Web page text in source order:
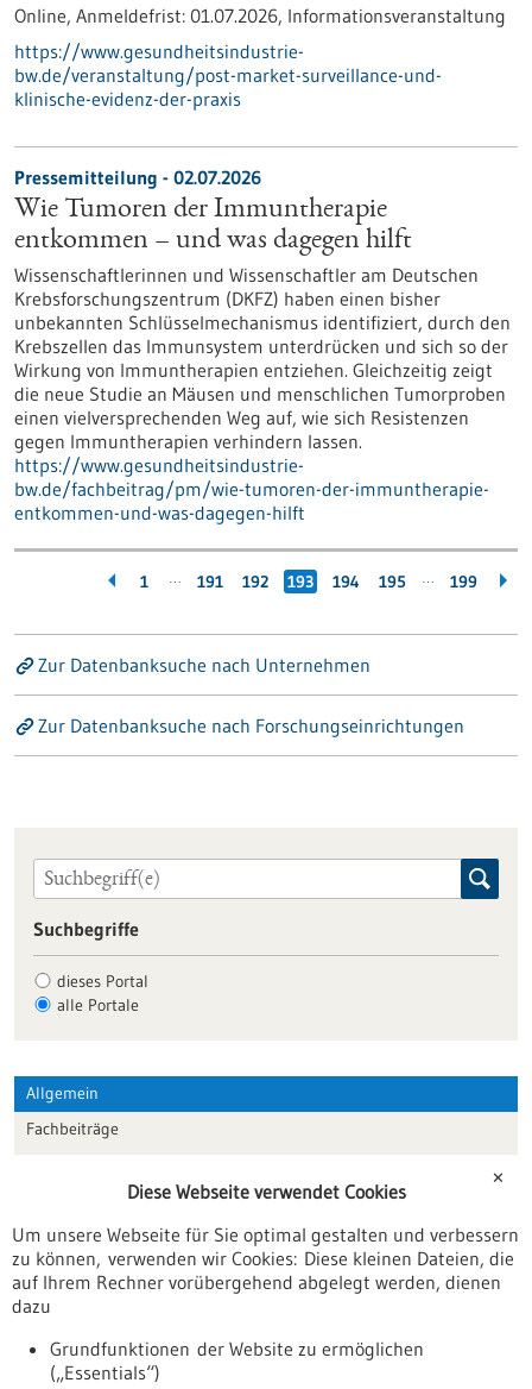
Online, Anmeldefrist: 01.07.2026, Informationsveranstaltung
https://www.gesundheitsindustrie-
bw.de/veranstaltung/post-market-surveillance-und-
klinische-evidenz-der-praxis
Pressemitteilung - 02.07.2026
Wie Tumoren der Immuntherapie
entkommen – und was dagegen hilft
Wissenschaftlerinnen und Wissenschaftler am Deutschen
Krebsforschungszentrum (DKFZ) haben einen bisher
unbekannten Schlüsselmechanismus identifiziert, durch den
Krebszellen das Immunsystem unterdrücken und sich so der
Wirkung von Immuntherapien entziehen. Gleichzeitig zeigt
die neue Studie an Mäusen und menschlichen Tumorproben
einen vielversprechenden Weg auf, wie sich Resistenzen
gegen Immuntherapien verhindern lassen.
https://www.gesundheitsindustrie-
bw.de/fachbeitrag/pm/wie-tumoren-der-immuntherapie-
entkommen-und-was-dagegen-hilft
1 … 191 192 193 194 195 … 199
Zur Datenbanksuche nach Unternehmen
Zur Datenbanksuche nach Forschungseinrichtungen
Suchbegriffe
dieses Portal
alle Portale
Allgemein
Fachbeiträge
Veranstaltungen
Erscheinungsdatum
✕
Diese Webseite verwendet Cookies
Um unsere Webseite für Sie optimal gestalten und verbessern
zu können, verwenden wir Cookies: Diese kleinen Dateien, die
auf Ihrem Rechner vorübergehend abgelegt werden, dienen
dazu
Grundfunktionen der Website zu ermöglichen
(„Essentials“)